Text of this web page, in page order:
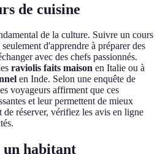
de cuisine
de la culture. Suivre un cours
d'apprendre à préparer des
avec des chefs passionnés.
raviolis faits maison en Italie ou à
en Inde. Selon une enquête de
voyageurs affirment que ces
et leur permettent de mieux
réserver, vérifiez les avis en ligne
un habitant